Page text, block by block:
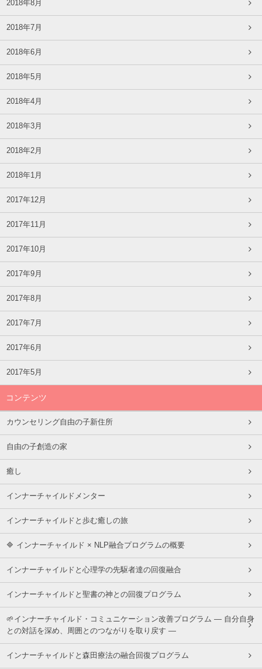
2018年8月
2018年7月
2018年6月
2018年5月
2018年4月
2018年3月
2018年2月
2018年1月
2017年12月
2017年11月
2017年10月
2017年9月
2017年8月
2017年7月
2017年6月
2017年5月
コンテンツ
カウンセリング自由の子新住所
自由の子創造の家
癒し
インナーチャイルドメンター
インナーチャイルドと歩む癒しの旅
🔷 インナーチャイルド × NLP融合プログラムの概要
インナーチャイルドと心理学の先駆者達の回復融合
インナーチャイルドと聖書の神との回復プログラム
🌱インナーチャイルド・コミュニケーション改善プログラム ― 自分自身
との対話を深め、周囲とのつながりを取り戻す ―
インナーチャイルドと森田療法の融合回復プログラム